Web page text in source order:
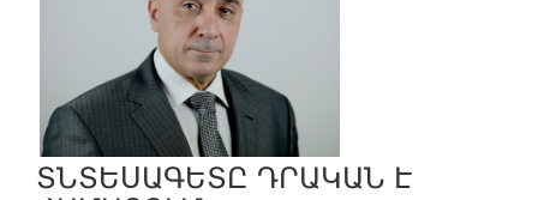
ՏՆՏԵՍԱԳԵՏԸ ԴՐԱԿԱՆ Է